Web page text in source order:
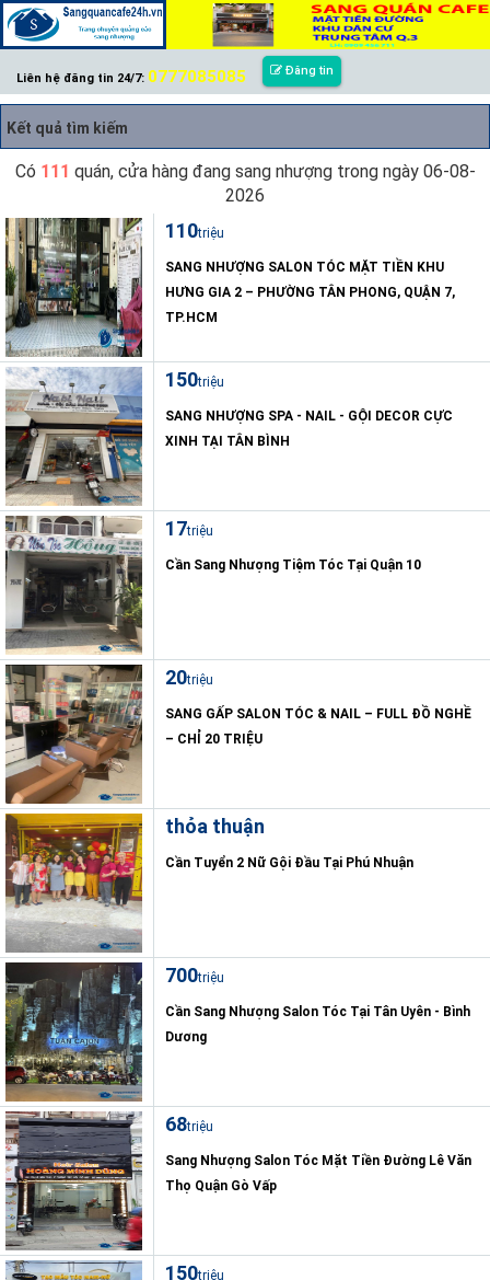
Liên hệ đăng tin 24/7: 0777085085 Đăng tin
Kết quả tìm kiếm
Có 111 quán, cửa hàng đang sang nhượng trong ngày 06-08-
2026
110triệu
SANG NHƯỢNG SALON TÓC MẶT TIỀN KHU
HƯNG GIA 2 – PHƯỜNG TÂN PHONG, QUẬN 7,
TP.HCM
150triệu
SANG NHƯỢNG SPA - NAIL - GỘI DECOR CỰC
XINH TẠI TÂN BÌNH
17triệu
Cần Sang Nhượng Tiệm Tóc Tại Quận 10
20triệu
SANG GẤP SALON TÓC & NAIL – FULL ĐỒ NGHỀ
– CHỈ 20 TRIỆU
thỏa thuận
Cần Tuyển 2 Nữ Gội Đầu Tại Phú Nhuận
700triệu
Cần Sang Nhượng Salon Tóc Tại Tân Uyên - Bình
Dương
68triệu
Sang Nhượng Salon Tóc Mặt Tiền Đường Lê Văn
Thọ Quận Gò Vấp
150triệu